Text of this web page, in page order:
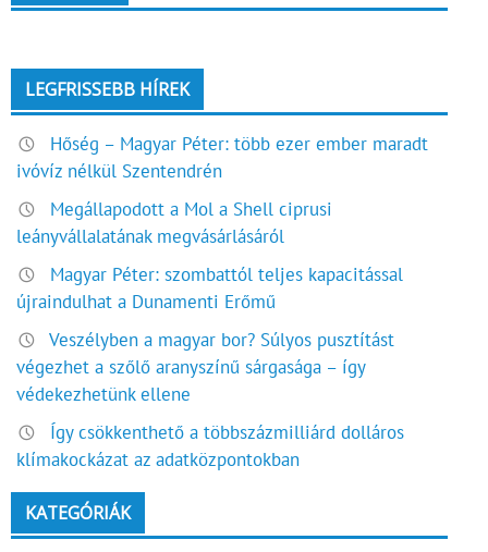
LEGFRISSEBB HÍREK
Hőség – Magyar Péter: több ezer ember maradt
ivóvíz nélkül Szentendrén
Megállapodott a Mol a Shell ciprusi
leányvállalatának megvásárlásáról
Magyar Péter: szombattól teljes kapacitással
újraindulhat a Dunamenti Erőmű
Veszélyben a magyar bor? Súlyos pusztítást
végezhet a szőlő aranyszínű sárgasága – így
védekezhetünk ellene
Így csökkenthető a többszázmilliárd dolláros
klímakockázat az adatközpontokban
KATEGÓRIÁK